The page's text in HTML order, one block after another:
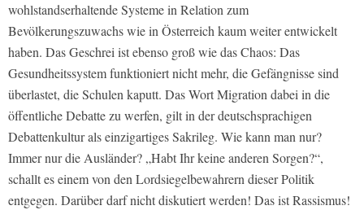
wohlstandserhaltende Systeme in Relation zum
Bevölkerungszuwachs wie in Österreich kaum weiter entwickelt
haben. Das Geschrei ist ebenso groß wie das Chaos: Das
Gesundheitssystem funktioniert nicht mehr, die Gefängnisse sind
überlastet, die Schulen kaputt. Das Wort Migration dabei in die
öffentliche Debatte zu werfen, gilt in der deutschsprachigen
Debattenkultur als einzigartiges Sakrileg. Wie kann man nur?
Immer nur die Ausländer? „Habt Ihr keine anderen Sorgen?“,
schallt es einem von den Lordsiegelbewahrern dieser Politik
entgegen. Darüber darf nicht diskutiert werden! Das ist Rassismus!